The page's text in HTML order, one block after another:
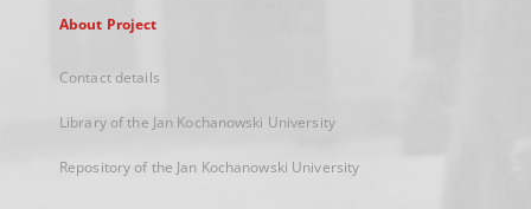
About Project
Contact details
Library of the Jan Kochanowski University
Repository of the Jan Kochanowski University